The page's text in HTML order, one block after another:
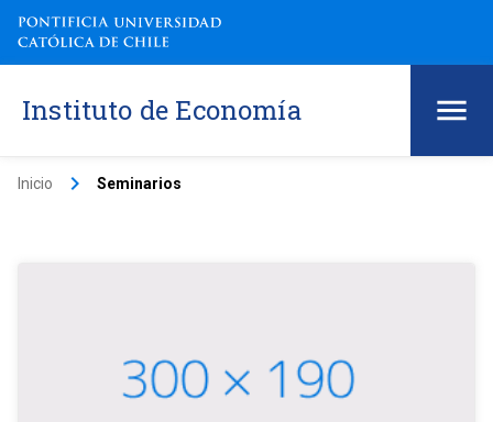
Instituto de Economía
Inicio keyboard_arrow_right Seminarios